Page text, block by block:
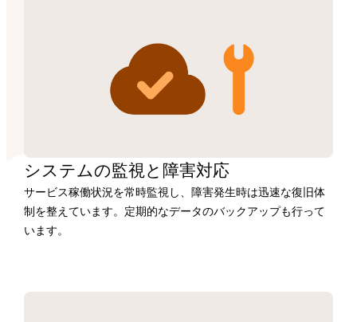
システムの監視と障害対応
サービス稼働状況を常時監視し、障害発生時は迅速な復旧体
制を整えています。定期的なデータのバックアップも行って
います。